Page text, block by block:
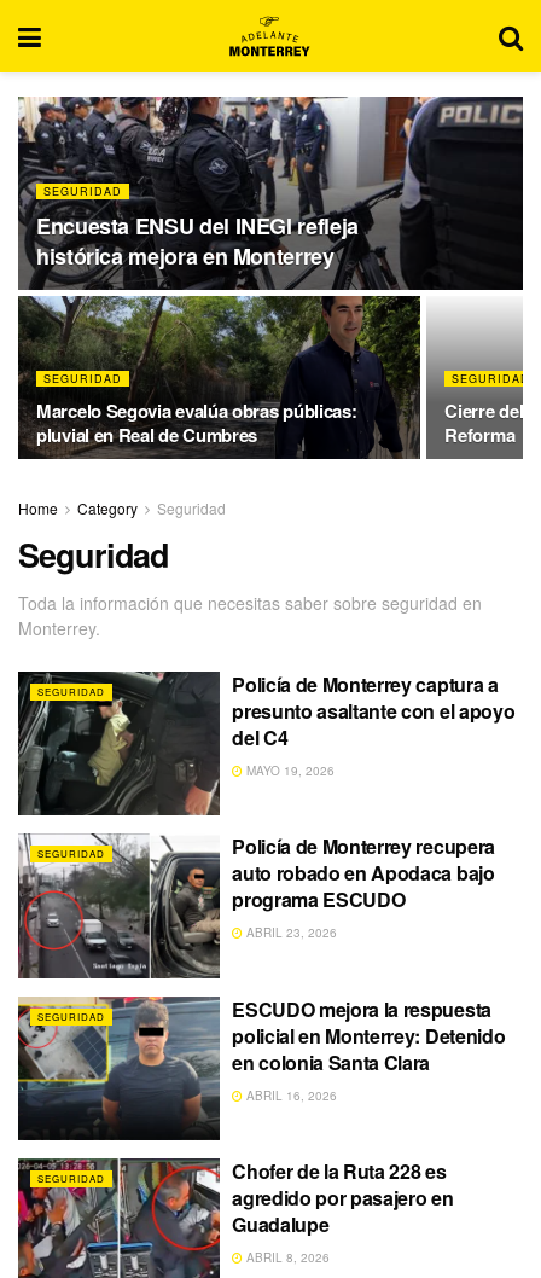
SEGURIDAD
Encuesta ENSU del INEGI refleja
histórica mejora en Monterrey
SEGURIDAD
Marcelo Segovia evalúa obras públicas:
pluvial en Real de Cumbres
SEGURIDAD
Cierre del
Reforma
Home Category Seguridad
Seguridad
Toda la información que necesitas saber sobre seguridad en
Monterrey.
SEGURIDAD
Policía de Monterrey captura a
presunto asaltante con el apoyo
del C4
MAYO 19, 2026
SEGURIDAD
Policía de Monterrey recupera
auto robado en Apodaca bajo
programa ESCUDO
ABRIL 23, 2026
SEGURIDAD
ESCUDO mejora la respuesta
policial en Monterrey: Detenido
en colonia Santa Clara
ABRIL 16, 2026
SEGURIDAD
Chofer de la Ruta 228 es
agredido por pasajero en
Guadalupe
ABRIL 8, 2026